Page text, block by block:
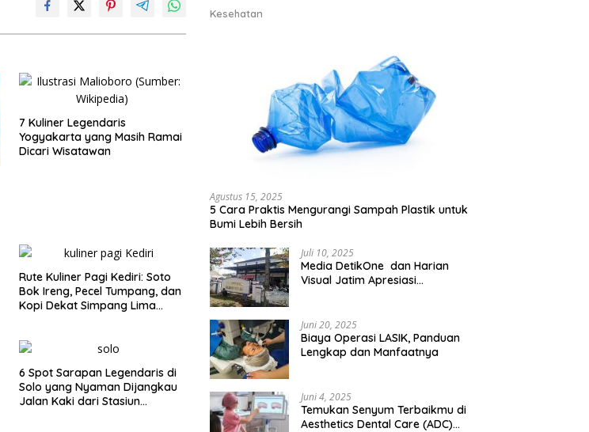
7 Kuliner Legendaris
Yogyakarta yang Masih Ramai
Dicari Wisatawan
Rute Kuliner Pagi Kediri: Soto
Bok Ireng, Pecel Tumpang, dan
Kopi Dekat Simpang Lima
6 Spot Sarapan Legendaris di
Solo yang Nyaman Dijangkau
Jalan Kaki dari Stasiun
Kesehatan
Agustus 15, 2025
5 Cara Praktis Mengurangi Sampah Plastik untuk
Bumi Lebih Bersih
Juli 10, 2025
Media DetikOne dan Harian
Visual Jatim Apresiasi
Juni 20, 2025
Biaya Operasi LASIK, Panduan
Lengkap dan Manfaatnya
Juni 4, 2025
Temukan Senyum Terbaikmu di
Aesthetics Dental Care (ADC)